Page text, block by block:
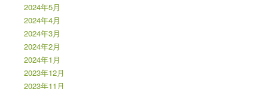
2024年5月
2024年4月
2024年3月
2024年2月
2024年1月
2023年12月
2023年11月